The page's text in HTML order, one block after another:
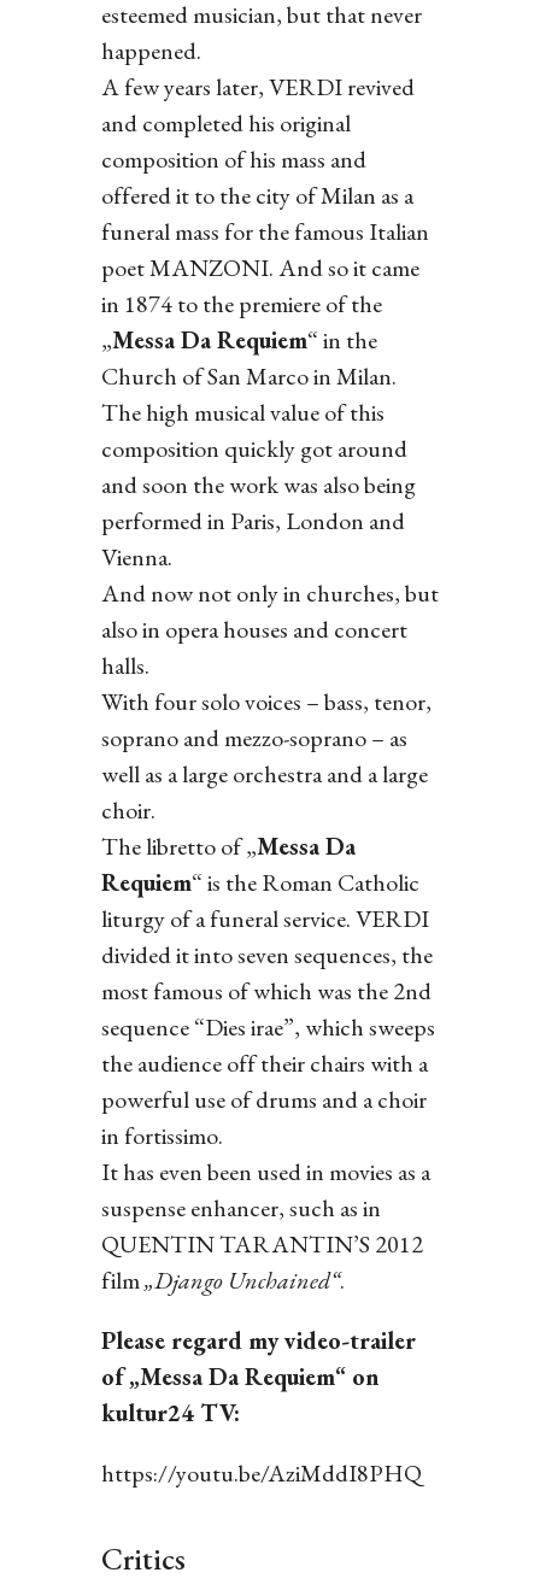
esteemed musician, but that never
happened.
A few years later, VERDI revived
and completed his original
composition of his mass and
offered it to the city of Milan as a
funeral mass for the famous Italian
poet MANZONI. And so it came
in 1874 to the premiere of the
„Messa Da Requiem“ in the
Church of San Marco in Milan.
The high musical value of this
composition quickly got around
and soon the work was also being
performed in Paris, London and
Vienna.
And now not only in churches, but
also in opera houses and concert
halls.
With four solo voices – bass, tenor,
soprano and mezzo-soprano – as
well as a large orchestra and a large
choir.
The libretto of „Messa Da
Requiem“ is the Roman Catholic
liturgy of a funeral service. VERDI
divided it into seven sequences, the
most famous of which was the 2nd
sequence “Dies irae”, which sweeps
the audience off their chairs with a
powerful use of drums and a choir
in fortissimo.
It has even been used in movies as a
suspense enhancer, such as in
QUENTIN TARANTIN’S 2012
film„Django Unchained“.
Please regard my video-trailer
of „Messa Da Requiem“ on
kultur24 TV:
https://youtu.be/AziMddI8PHQ
Critics